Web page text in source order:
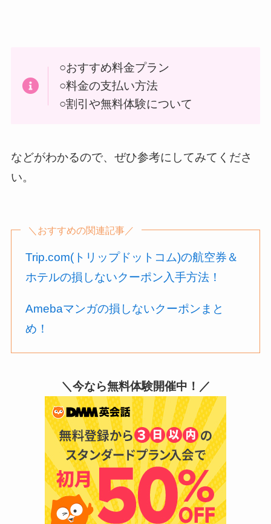
○おすすめ料金プラン
○料金の支払い方法
○割引や無料体験について
などがわかるので、ぜひ参考にしてみてくださ
い。
＼おすすめの関連記事／
Trip.com(トリップドットコム)の航空券＆
ホテルの損しないクーポン入手方法！
Amebaマンガの損しないクーポンまと
め！
＼今なら無料体験開催中！／